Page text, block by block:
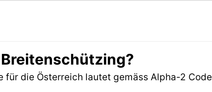
für die Österreich lautet gemäss Alpha-2 Code